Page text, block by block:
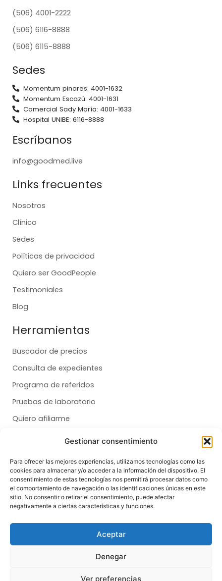
Gestionar consentimiento
Para ofrecer las mejores experiencias, utilizamos tecnologías como las
cookies para almacenar y/o acceder a la información del dispositivo. El
consentimiento de estas tecnologías nos permitirá procesar datos como
el comportamiento de navegación o las identificaciones únicas en este
sitio. No consentir o retirar el consentimiento, puede afectar
negativamente a ciertas características y funciones.
Aceptar
Denegar
Ver preferencias
(506) 4001-2222
(506) 6116-8888
(506) 6115-8888
Sedes
Momentum pinares: 4001-1632
Momentum Escazú: 4001-1631
Comercial Sady María: 4001-1633
Hospital UNIBE: 6116-8888
Escríbanos
info@goodmed.live
Links frecuentes
Nosotros
Clínico
Sedes
Políticas de privacidad
Quiero ser GoodPeople
Testimoniales
Blog
Herramientas
Buscador de precios
Consulta de expedientes
Programa de referidos
Pruebas de laboratorio
Quiero afiliarme
Dental
Salud
Síganos
c
k
s